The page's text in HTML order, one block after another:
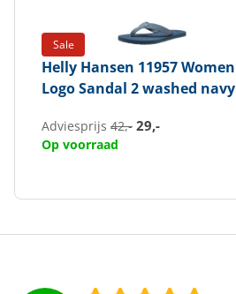
Sale
Helly Hansen 11957 Women
Logo Sandal 2 washed navy
Adviesprijs 42,- 29,-
Op voorraad